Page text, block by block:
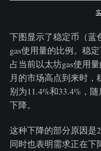
下图显示了稳定币（蓝
gas使用量的比例。稳
占当前以太坊gas使用
月的市场高点到来时，
别为11.4%和33.4%，
下降。
这种下降的部分原因是
同时也表明需求正在下